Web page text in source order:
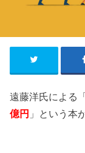
遠藤洋氏による
億円 」という本